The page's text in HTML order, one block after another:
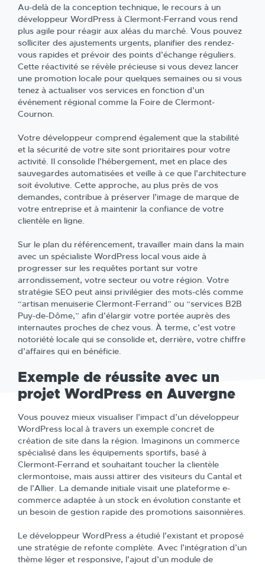
Au-delà de la conception technique, le recours à un
développeur WordPress à Clermont-Ferrand vous rend
plus agile pour réagir aux aléas du marché. Vous pouvez
solliciter des ajustements urgents, planifier des rendez-
vous rapides et prévoir des points d’échange réguliers.
Cette réactivité se révèle précieuse si vous devez lancer
une promotion locale pour quelques semaines ou si vous
tenez à actualiser vos services en fonction d’un
événement régional comme la Foire de Clermont-
Cournon.
Votre développeur comprend également que la stabilité
et la sécurité de votre site sont prioritaires pour votre
activité. Il consolide l’hébergement, met en place des
sauvegardes automatisées et veille à ce que l’architecture
soit évolutive. Cette approche, au plus près de vos
demandes, contribue à préserver l’image de marque de
votre entreprise et à maintenir la confiance de votre
clientèle en ligne.
Sur le plan du référencement, travailler main dans la main
avec un spécialiste WordPress local vous aide à
progresser sur les requêtes portant sur votre
arrondissement, votre secteur ou votre région. Votre
stratégie SEO peut ainsi privilégier des mots-clés comme
“artisan menuiserie Clermont-Ferrand” ou “services B2B
Puy-de-Dôme,” afin d’élargir votre portée auprès des
internautes proches de chez vous. À terme, c’est votre
notoriété locale qui se consolide et, derrière, votre chiffre
d’affaires qui en bénéficie.
Exemple de réussite avec un
projet WordPress en Auvergne
Vous pouvez mieux visualiser l’impact d’un développeur
WordPress local à travers un exemple concret de
création de site dans la région. Imaginons un commerce
spécialisé dans les équipements sportifs, basé à
Clermont-Ferrand et souhaitant toucher la clientèle
clermontoise, mais aussi attirer des visiteurs du Cantal et
de l’Allier. La demande initiale visait une plateforme e-
commerce adaptée à un stock en évolution constante et
un besoin de gestion rapide des promotions saisonnières.
Le développeur WordPress a étudié l’existant et proposé
une stratégie de refonte complète. Avec l’intégration d’un
thème léger et responsive, l’ajout d’un module de